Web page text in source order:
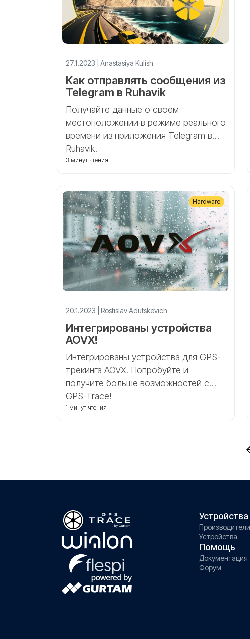
27.1.2023 | Anastasiya Kulish
Как отправлять сообщения из
Telegram в Ruhavik
Получайте данные о своем
местоположении в режиме реального
времени из приложения Telegram в
Ruhavik.
3 минут чтения
20.1.2023 | Rostislav Adutskevich
Интегрированы устройства
AOVX!
Интегрированы устройства для GPS-
трекинга AOVX. Попробуйте и
получите больше возможностей с
GPS-Trace!
Hardware
1 минут чтения
Устройства
Производители
Устройства
Помощь
Документация
Форум